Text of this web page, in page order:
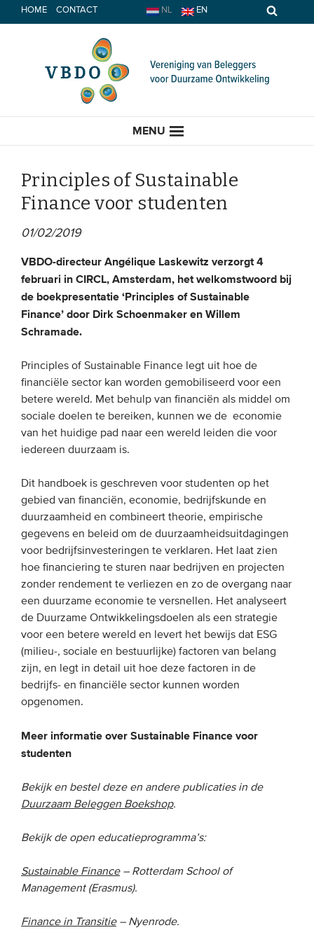
Spring
naar
HOME CONTACT NL EN
MENU
HOME
Nieuws
Van de VBDO
Van leden & partners
Webinars
Podcasts
Video’s
WIE WE ZIJN
Vereniging
Team
Bestuur
Engagement
Benchmarking
Kennisdeling
UITGEBREID ZOEKEN
Principles of Sustainable
Finance voor studenten
01/02/2019
VBDO-directeur Angélique Laskewitz verzorgt 4
februari in CIRCL, Amsterdam, het welkomstwoord bij
de boekpresentatie ‘Principles of Sustainable
Finance’ door Dirk Schoenmaker en Willem
Schramade.
Principles of Sustainable Finance legt uit hoe de
financiële sector kan worden gemobiliseerd voor een
betere wereld. Met behulp van financiën als middel om
sociale doelen te bereiken, kunnen we de economie
van het huidige pad naar een wereld leiden die voor
iedereen duurzaam is.
Dit handboek is geschreven voor studenten op het
gebied van financiën, economie, bedrijfskunde en
duurzaamheid en combineert theorie, empirische
gegevens en beleid om de duurzaamheidsuitdagingen
voor bedrijfsinvesteringen te verklaren. Het laat zien
hoe financiering te sturen naar bedrijven en projecten
zonder rendement te verliezen en zo de overgang naar
een duurzame economie te versnellen. Het analyseert
de Duurzame Ontwikkelingsdoelen als een strategie
voor een betere wereld en levert het bewijs dat ESG
(milieu-, sociale en bestuurlijke) factoren van belang
zijn, en legt in detail uit hoe deze factoren in de
bedrijfs- en financiële sector kunnen worden
opgenomen.
Meer informatie over Sustainable Finance voor
studenten
Bekijk en bestel deze en andere publicaties in de
Duurzaam Beleggen Boekshop.
Bekijk de open educatieprogramma’s:
Sustainable Finance– Rotterdam School of
Management (Erasmus).
Finance in Transitie– Nyenrode.